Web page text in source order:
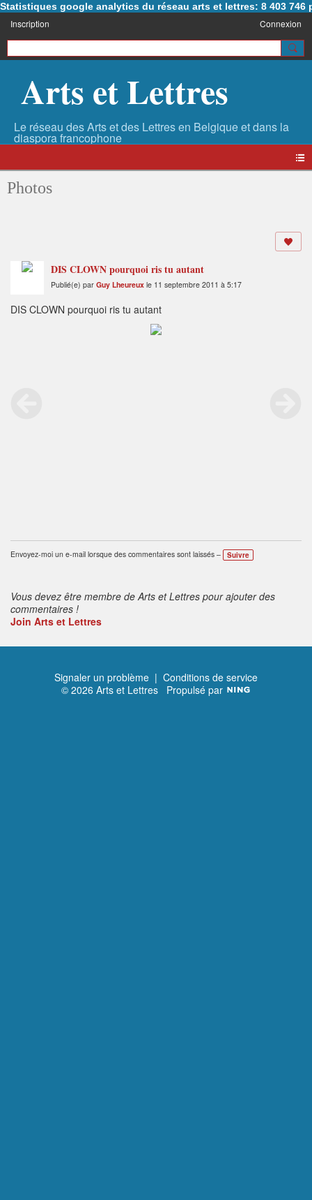
Statistiques google analytics du réseau arts et lettres: 8 403 746
Inscription Connexion
Arts et Lettres
Photos
DIS CLOWN pourquoi ris tu autant
Publié(e) par Guy Lheureux le 11 septembre 2011 à 5:17
DIS CLOWN pourquoi ris tu autant
Envoyez-moi un e-mail lorsque des commentaires sont laissés – Suivre
Vous devez être membre de Arts et Lettres pour ajouter des
commentaires !
Join Arts et Lettres
Signaler un problème | Conditions de service
© 2026 Arts et Lettres Propulsé par